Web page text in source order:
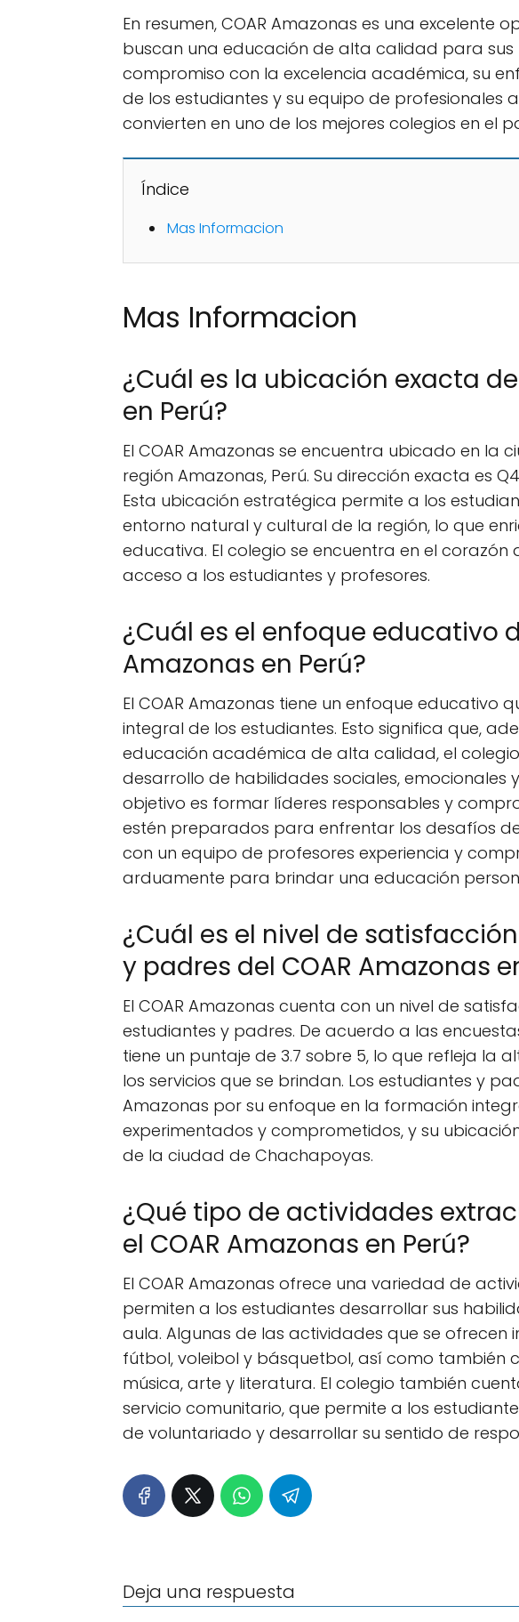
En resumen, COAR Amazonas es una excelente
buscan una educación de alta calidad para sus
compromiso con la excelencia académica, su
de los estudiantes y su equipo de
convierten en uno de los mejores colegios en el
Índice
Mas Informacion
Mas Informacion
¿Cuál es la ubicación exacta
en Perú?
El COAR Amazonas se encuentra ubicado en la
región Amazonas, Perú. Su dirección exacta es
Esta ubicación estratégica permite a los
entorno natural y cultural de la región, lo que
educativa. El colegio se encuentra en el
acceso a los estudiantes y profesores.
¿Cuál es el enfoque educativo
Amazonas en Perú?
El COAR Amazonas tiene un enfoque educativo
integral de los estudiantes. Esto significa que,
educación académica de alta calidad, el
desarrollo de habilidades sociales, emocionales
objetivo es formar líderes responsables y
estén preparados para enfrentar los desafíos
con un equipo de profesores experiencia y
arduamente para brindar una educación
¿Cuál es el nivel de
y padres del COAR Amazonas
El COAR Amazonas cuenta con un nivel de
estudiantes y padres. De acuerdo a las
tiene un puntaje de 3.7 sobre 5, lo que refleja la
los servicios que se brindan. Los estudiantes y
Amazonas por su enfoque en la formación
experimentados y comprometidos, y su
de la ciudad de Chachapoyas.
¿Qué tipo de actividades
el COAR Amazonas en Perú?
El COAR Amazonas ofrece una variedad de
permiten a los estudiantes desarrollar sus
aula. Algunas de las actividades que se ofrecen
fútbol, voleibol y básquetbol, así como también
música, arte y literatura. El colegio también
servicio comunitario, que permite a los
de voluntariado y desarrollar su sentido de
Deja una respuesta